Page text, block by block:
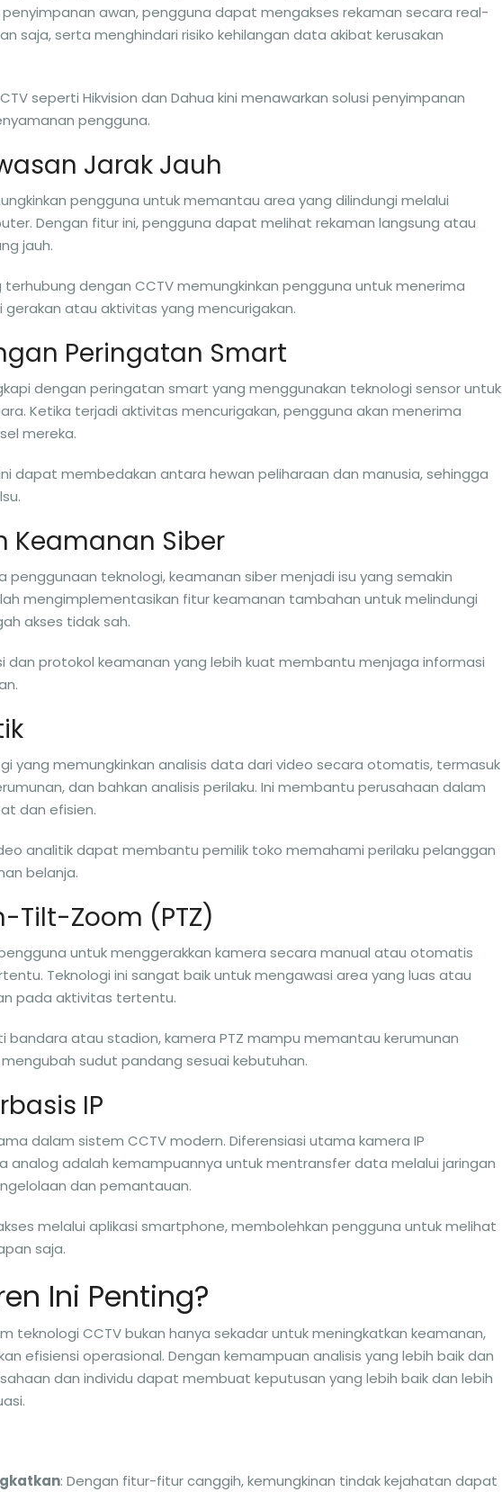
awan, pengguna dapat mengakses rekaman secara real-
saja, serta menghindari risiko kehilangan data akibat kerusakan
seperti Hikvision dan Dahua kini menawarkan solusi penyimpanan
pengguna.
Jarak Jauh
pengguna untuk memantau area yang dilindungi melalui
Dengan fitur ini, pengguna dapat melihat rekaman langsung atau
jauh.
terhubung dengan CCTV memungkinkan pengguna untuk menerima
gerakan atau aktivitas yang mencurigakan.
Peringatan Smart
dengan peringatan smart yang menggunakan teknologi sensor untuk
Ketika terjadi aktivitas mencurigakan, pengguna akan menerima
mereka.
dapat membedakan antara hewan peliharaan dan manusia, sehingga
Keamanan Siber
penggunaan teknologi, keamanan siber menjadi isu yang semakin
mengimplementasikan fitur keamanan tambahan untuk melindungi
akses tidak sah.
dan protokol keamanan yang lebih kuat membantu menjaga informasi
yang memungkinkan analisis data dari video secara otomatis, termasuk
dan bahkan analisis perilaku. Ini membantu perusahaan dalam
dan efisien.
analitik dapat membantu pemilik toko memahami perilaku pelanggan
belanja.
Tilt-Zoom (PTZ)
untuk menggerakkan kamera secara manual atau otomatis
Teknologi ini sangat baik untuk mengawasi area yang luas atau
pada aktivitas tertentu.
bandara atau stadion, kamera PTZ mampu memantau kerumunan
sudut pandang sesuai kebutuhan.
IP
dalam sistem CCTV modern. Diferensiasi utama kamera IP
analog adalah kemampuannya untuk mentransfer data melalui jaringan
dan pemantauan.
melalui aplikasi smartphone, membolehkan pengguna untuk melihat
saja.
Ini Penting?
teknologi CCTV bukan hanya sekadar untuk meningkatkan keamanan,
efisiensi operasional. Dengan kemampuan analisis yang lebih baik dan
dan individu dapat membuat keputusan yang lebih baik dan lebih
: Dengan fitur-fitur canggih, kemungkinan tindak kejahatan dapat